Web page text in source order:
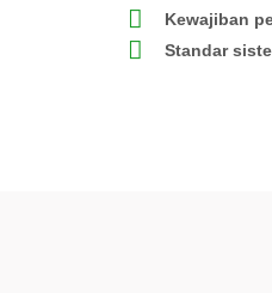
Kewajiban
Standar